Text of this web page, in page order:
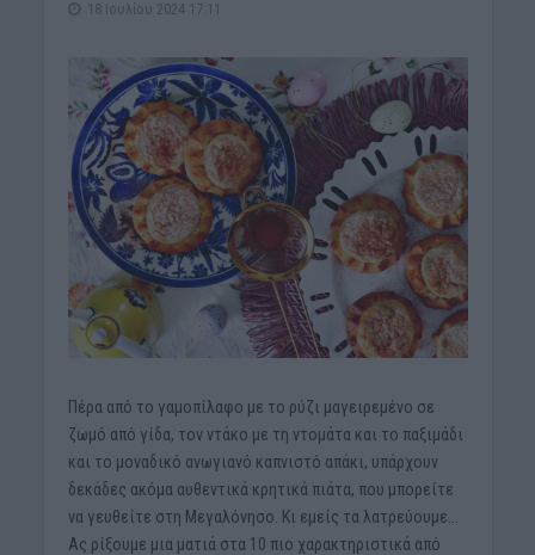
18 Ιουλίου 2024 17:11
Πέρα από το γαμοπίλαφο με το ρύζι μαγειρεμένο σε
ζωμό από γίδα, τον ντάκο με τη ντομάτα και το παξιμάδι
και το μοναδικό ανωγιανό καπνιστό απάκι, υπάρχουν
δεκάδες ακόμα αυθεντικά κρητικά πιάτα, που μπορείτε
να γευθείτε στη Μεγαλόνησο. Κι εμείς τα λατρεύουμε…
Ας ρίξουμε μια ματιά στα 10 πιο χαρακτηριστικά από